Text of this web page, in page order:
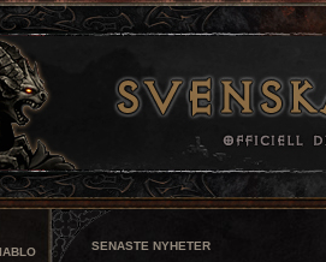
SENASTE NYHETER